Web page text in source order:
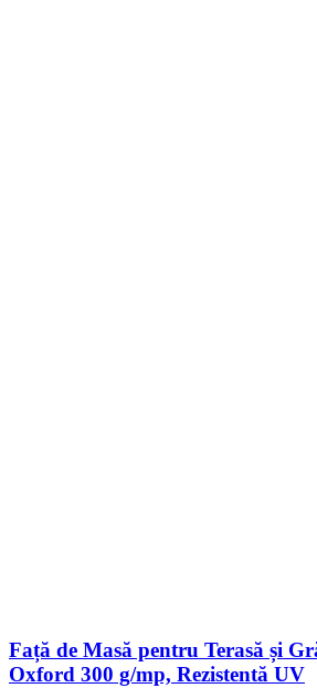
Față de Masă pentru Terasă și
Oxford 300 g/mp, Rezistentă UV